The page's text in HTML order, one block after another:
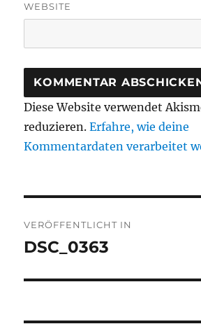
WEBSITE
Diese Website verwendet
reduzieren.Erfahre, wie deine
Kommentardaten verarbeitet
VERÖFFENTLICHT IN
DSC_0363